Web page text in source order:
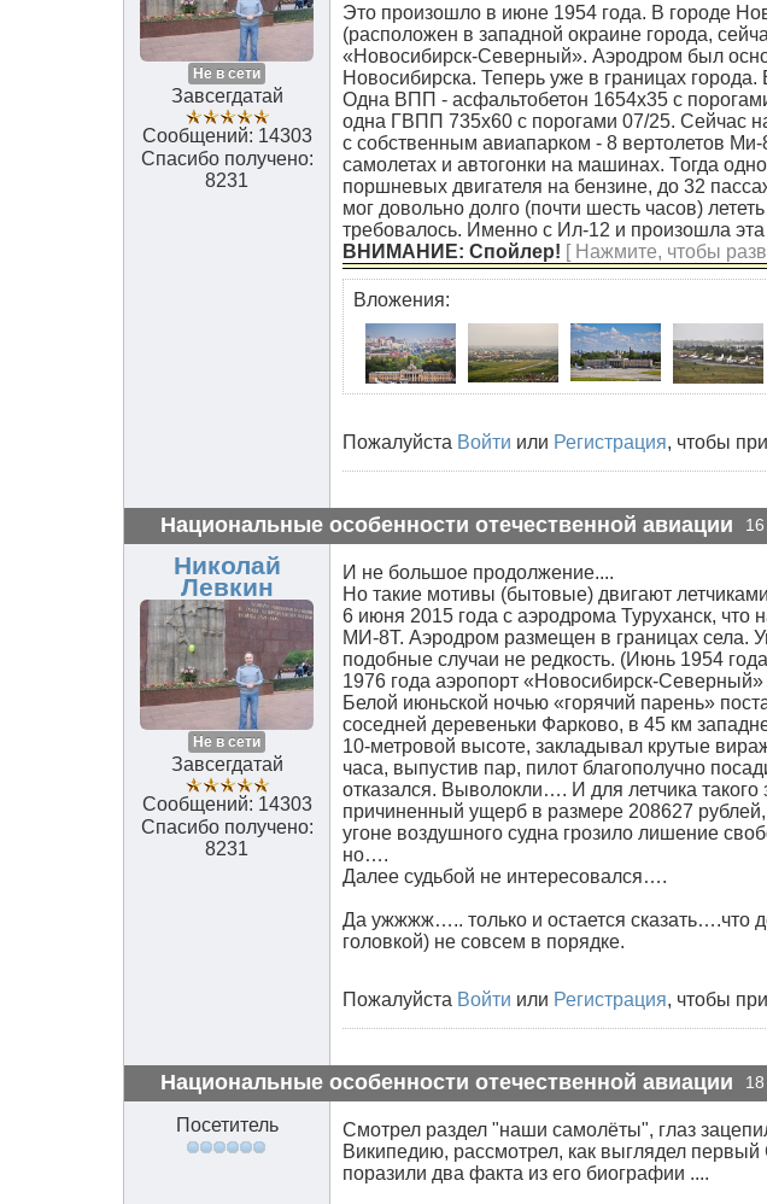
Не в сети
Завсегдатай
Сообщений: 14303
Спасибо получено:
8231
Это произошло в июне 1954 года. В городе
(расположен в западной окраине города,
«Новосибирск-Северный». Аэродром был
Новосибирска. Теперь уже в границах
Одна ВПП - асфальтобетон 1654х35 с
одна ГВПП 735х60 с порогами 07/25. Сейчас
с собственным авиапарком - 8 вертолетов
самолетах и автогонки на машинах. Тогда
поршневых двигателя на бензине, до 32
мог довольно долго (почти шесть часов)
требовалось. Именно с Ил-12 и произошла
ВНИМАНИЕ: Спойлер! [ Нажмите, чтобы
Вложения:
Пожалуйста Войти или Регистрация, чтобы
Национальные особенности отечественной авиации
Николай
Левкин
Не в сети
Завсегдатай
Сообщений: 14303
Спасибо получено:
8231
И не большое продолжение....
Но такие мотивы (бытовые) двигают
6 июня 2015 года с аэродрома Туруханск, что
МИ-8Т. Аэродром размещен в границах села.
подобные случаи не редкость. (Июнь 1954
1976 года аэропорт «Новосибирск-
Белой июньской ночью «горячий парень»
соседней деревеньки Фарково, в 45 км
10-метровой высоте, закладывал крутые
часа, выпустив пар, пилот благополучно
отказался. Выволокли…. И для летчика
причиненный ущерб в размере 208627
угоне воздушного судна грозило лишение
но….
Далее судьбой не интересовался….
Да ужжжж….. только и остается
головкой) не совсем в порядке.
Пожалуйста Войти или Регистрация, чтобы
Национальные особенности отечественной авиации
Посетитель
Смотрел раздел "наши самолёты", глаз
Википедию, рассмотрел, как выглядел
поразили два факта из его биографии ....